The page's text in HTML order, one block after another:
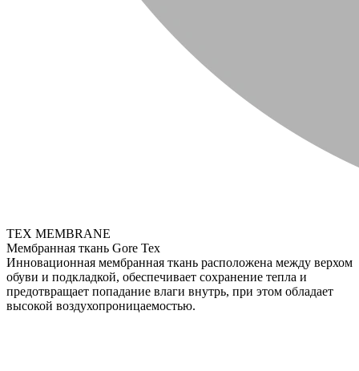
TEX MEMBRANE
Мембранная ткань Gore Tex
Инновационная мембранная ткань расположена между верхом
обуви и подкладкой, обеспечивает сохранение тепла и
предотвращает попадание влаги внутрь, при этом обладает
высокой воздухопроницаемостью.